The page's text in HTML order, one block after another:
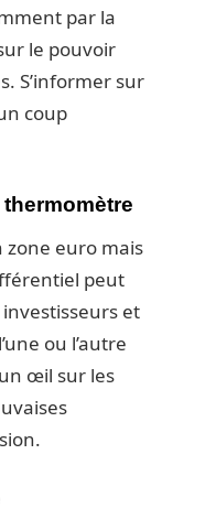
par la
le pouvoir
S’informer sur
coup
zone euro mais
peut
et
ou l’autre
œil sur les